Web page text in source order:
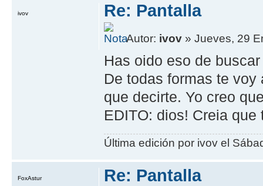
Re: Pantalla
Autor: ivov » Jueves, 29
Has oido eso de
De todas formas te
que decirte. Yo creo
EDITO: dios! Creia
Última edición por ivov el
ivov
Re: Pantalla
FoxAstur